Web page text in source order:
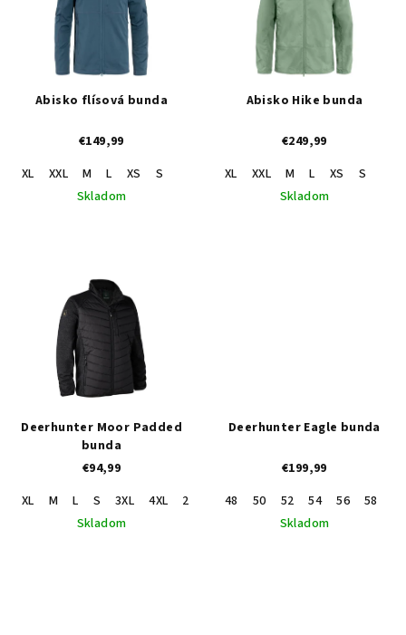
Abisko flísová bunda
€149,99
XL
XXL M L XS
S
Skladom
Abisko Hike bunda
€249,99
XL
XXL M L XS
S
Skladom
Deerhunter Moor Padded
bunda
€94,99
XL
M L S 3XL 4XL 2XL
5XL
Skladom
Deerhunter Eagle bunda
€199,99
48
50 52 54 56 58
Skladom